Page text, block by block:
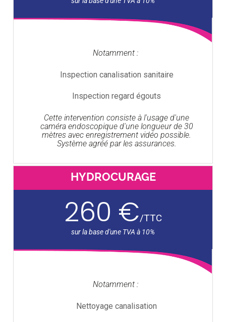
Notamment :
Inspection canalisation sanitaire
Inspection regard égouts
Cette intervention consiste à l'usage d'une
caméra endoscopique d'une longueur de 30
mètres avec enregistrement vidéo possible.
Système agréé par les assurances.
HYDROCURAGE
260 €/TTC
Notamment :
Nettoyage canalisation